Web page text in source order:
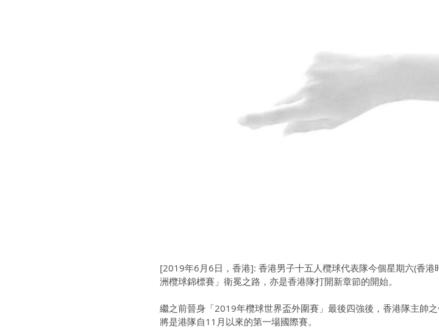
[2019年6月6日，香港]: 香港男子十五人欖球代表隊今個星期六(香港
洲欖球錦標賽」衛冕之路，亦是香港隊打開新章節的開始。
繼之前晉身「2019年欖球世界盃外圍賽」最後四強後，香港隊主帥
將是港隊自11月以來的第一場國際賽。